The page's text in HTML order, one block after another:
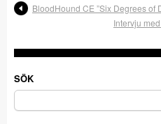
BloodHound CE ”Six Degrees of
Intervju
SÖK
Sök
efter: